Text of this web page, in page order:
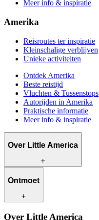
Meer info & inspiratie
Amerika
Reisroutes ter inspiratie
Kleinschalige verblijven
Unieke activiteiten
Ontdek Amerika
Beste reistijd
Vluchten & Tussenstops
Autorijden in Amerika
Praktische informatie
Meer info & inspiratie
Over Little America
Wat wij te bieden hebben
Wat ons uniek maakt
Ontmoet
Onze reisadviseurs
Over Little America